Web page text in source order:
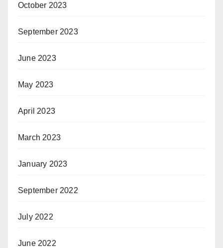
October 2023
September 2023
June 2023
May 2023
April 2023
March 2023
January 2023
September 2022
July 2022
June 2022